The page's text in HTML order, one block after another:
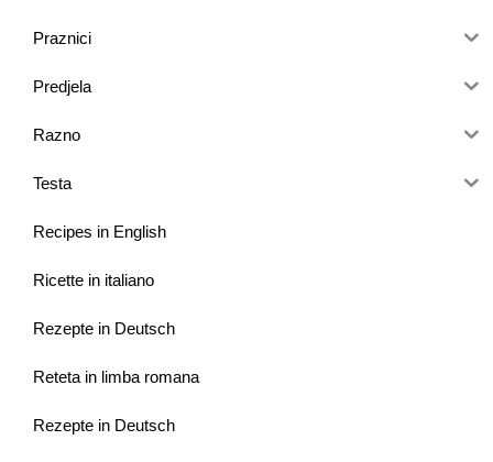
Praznici
Predjela
Razno
Testa
Recipes in English
Ricette in italiano
Rezepte in Deutsch
Reteta in limba romana
Rezepte in Deutsch